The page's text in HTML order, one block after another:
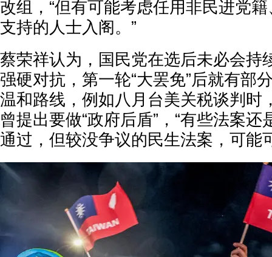
改组，“但有可能考虑任用非民进党
支持的人士入阁。”
蔡荣祥认为，国民党在选后未必会持
强硬对抗，第一轮“大罢免”后就有部
温和路线，例如八月台美关税谈判时
曾提出要做“政府后盾”，“有些法案
通过，但较没争议的民生法案，可能